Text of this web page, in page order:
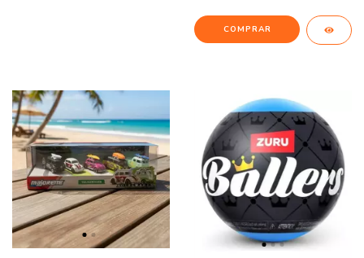
COMPRAR